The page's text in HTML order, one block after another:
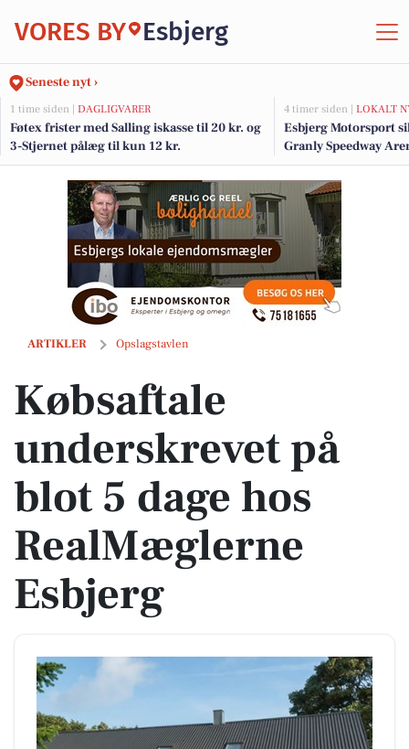
VORES BY Esbjerg
Seneste nyt ›
1 time siden | DAGLIGVARER
Føtex frister med Salling iskasse til 20 kr. og
3-Stjernet pålæg til kun 12 kr.
4 timer siden | LOKALT
Esbjerg Motorsport
Granly Speedway
ARTIKLER Opslagstavlen
Købsaftale underskrevet på blot 5 dage hos RealMæglerne Esbjerg
Købsaftale
underskrevet på
blot 5 dage hos
RealMæglerne
Esbjerg